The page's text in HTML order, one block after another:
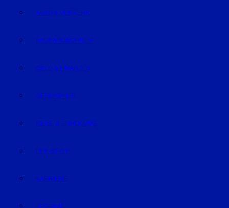
AUTO & VERKEHR
BAUEN & WOHNEN
GELD & FINANZEN
GESUNDHEIT
REISE & ERHOLUNG
LIFE-STYLE
KARRIERE
TECHNIK